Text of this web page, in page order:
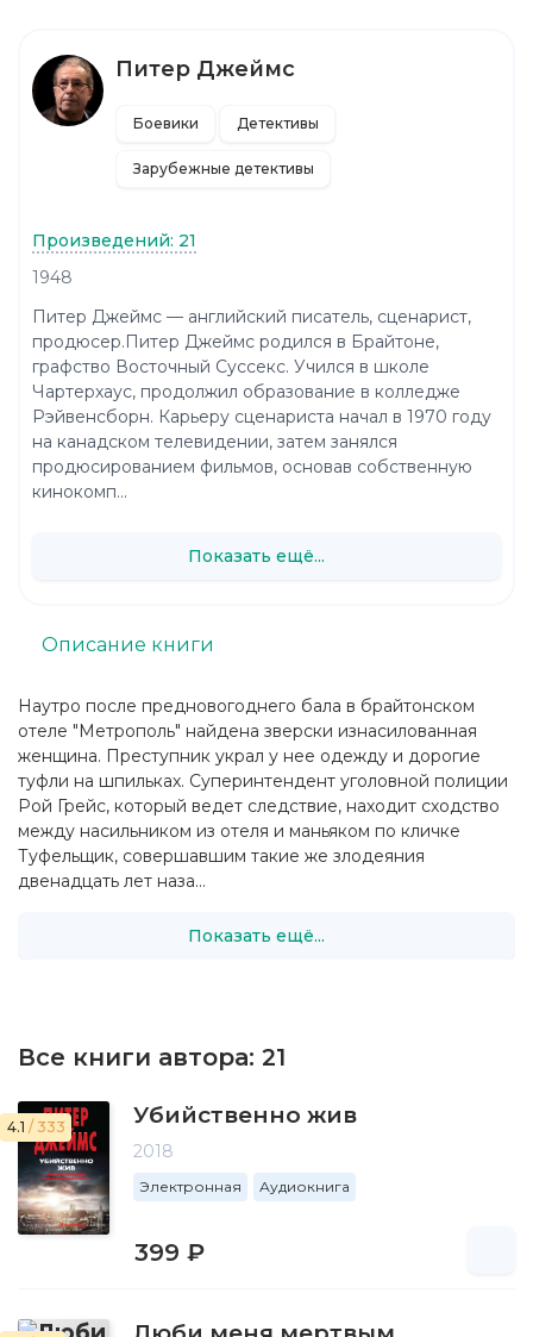
Наутро после предновогоднего бала в брайтонском
отеле "Метрополь" найдена зверски изнасилованная
женщина. Преступник украл у нее одежду и дорогие
туфли на шпильках. Суперинтендент уголовной полиции
Рой Грейс, который ведет следствие, находит сходство
между насильником из отеля и маньяком по кличке
Туфельщик, совершавшим такие же злодеяния
двенадцать лет наза...
Показать ещё...
Описание книги
Все книги автора: 21
4.1 / 333 Убийственно жив
2018
Электронная Аудиокнига
399 ₽
Питер Джеймс
Боевики Детективы
Зарубежные детективы
Произведений: 21
1948
Питер Джеймс — английский писатель, сценарист,
продюсер.Питер Джеймс родился в Брайтоне,
графство Восточный Суссекс. Учился в школе
Чартерхаус, продолжил образование в колледже
Рэйвенсборн. Карьеру сценариста начал в 1970 году
на канадском телевидении, затем занялся
продюсированием фильмов, основав собственную
кинокомп...
Показать ещё...